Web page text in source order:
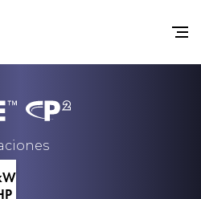
Home